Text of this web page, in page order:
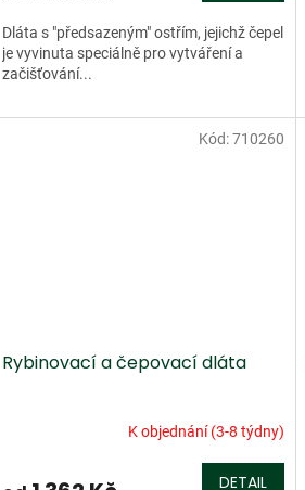
Dláta s "předsazeným" ostřím, jejichž čepel
je vyvinuta speciálně pro vytváření a
začišťování...
Rybinovací a čepovací dláta
K objednání (3-8 týdny)
DETAIL
Kód:710260